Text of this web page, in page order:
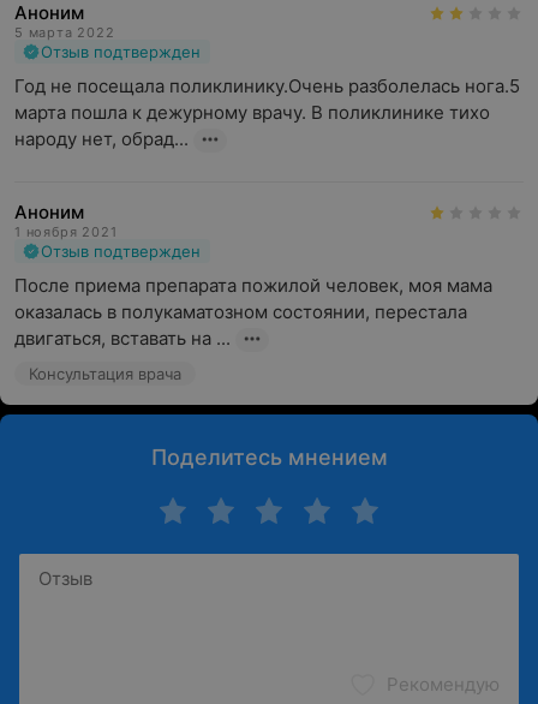
Аноним
5 марта 2022
Отзыв подтвержден
Год не посещала поликлинику.Очень разболелась нога.5
марта пошла к дежурному врачу. В поликлинике тихо
народу нет, обрад...
Аноним
1 ноября 2021
Отзыв подтвержден
После приема препарата пожилой человек, моя мама
оказалась в полукаматозном состоянии, перестала
двигаться, вставать на ...
Консультация врача
Поделитесь мнением
Рекомендую